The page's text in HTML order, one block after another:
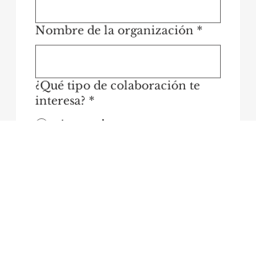
Nombre de la organización *
¿Qué tipo de colaboración te
interesa? *
Anuncio